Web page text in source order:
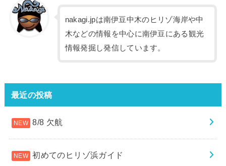
nakagi.jpは南伊豆中木のヒリゾ海岸や中
木などの情報を中心に南伊豆にある観光
情報発掘し発信しています。
最近の投稿
8/8 欠航
初めてのヒリゾ浜ガイド